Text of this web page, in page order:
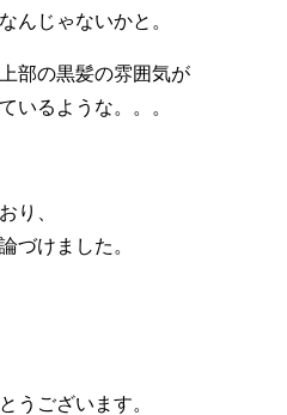
んじゃないかと。
部の黒髪の雰囲気が
いるような。。。
り、
づけました。
うございます。